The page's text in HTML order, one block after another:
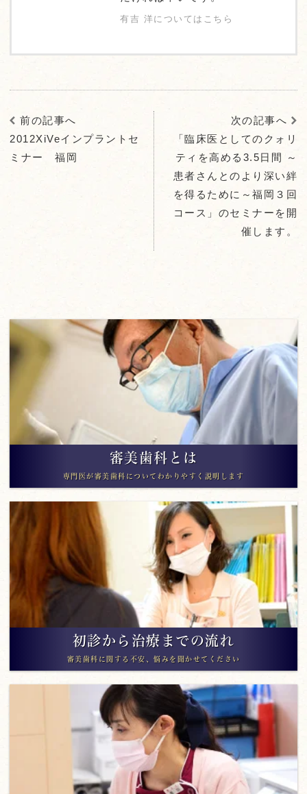
有吉 洋についてはこちら
前の記事へ
2012XiVeインプラントセ
ミナー 福岡
次の記事へ
「臨床医としてのクォリ
ティを高める3.5日間 ～
患者さんとのより深い絆
を得るために～福岡３回
コース」のセミナーを開
催します。
審美歯科とは
専門医が審美歯科についてわかりやすく説明します
初診から治療までの流れ
審美歯科に関する不安、悩みを聞かせてください